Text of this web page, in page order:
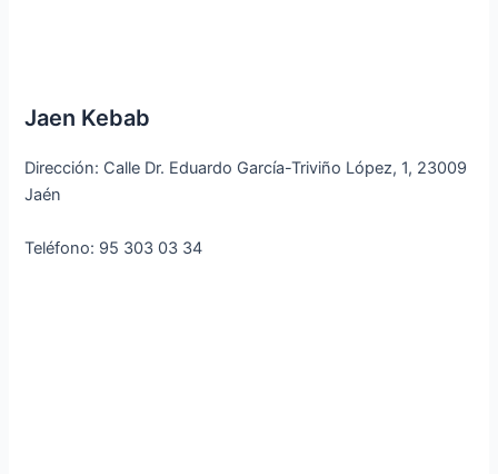
Jaen Kebab
Dirección: Calle Dr. Eduardo García-Triviño López, 1, 23009
Jaén
Teléfono: 95 303 03 34